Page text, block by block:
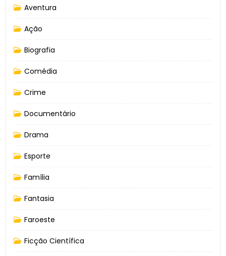
Aventura
Ação
Biografia
Comédia
Crime
Documentário
Drama
Esporte
Família
Fantasia
Faroeste
Ficção Científica